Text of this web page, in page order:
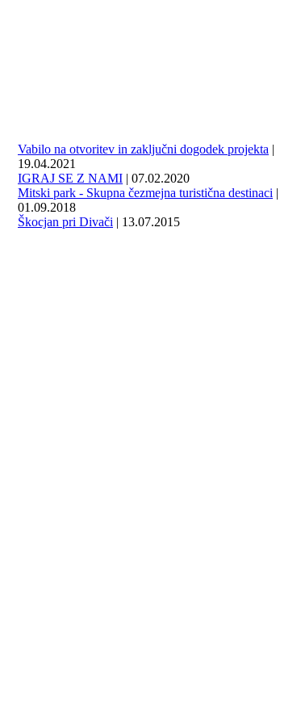
Vabilo na otvoritev in zaključni dogodek projekta |
19.04.2021
IGRAJ SE Z NAMI | 07.02.2020
Mitski park - Skupna čezmejna turistična destinaci |
01.09.2018
Škocjan pri Divači | 13.07.2015